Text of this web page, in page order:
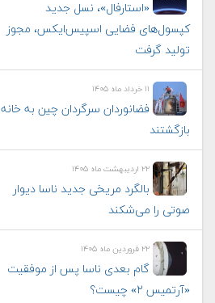
«استارفال»، نسل جدید
کپسول‌های فضایی اسپیس‌ایکس، مجوز
تولید گرفت
۱۱ خرداد ماه ۱۴۰۵
فضانوردان سرگردان چین به خانه
بازگشتند
۲۲ اردیبهشت ماه ۱۴۰۵
بالگرد مریخی جدید ناسا دیوار
صوتی را می‌شکند
۲۲ فروردین ماه ۱۴۰۵
گام بعدی ناسا پس از موفقیت
«آرتمیس ۲» چیست؟